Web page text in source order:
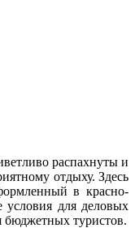
распахнуты и
отдыху. Здесь
в красно-
условия для деловых
бюджетных туристов.